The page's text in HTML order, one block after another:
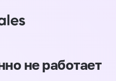
не работает